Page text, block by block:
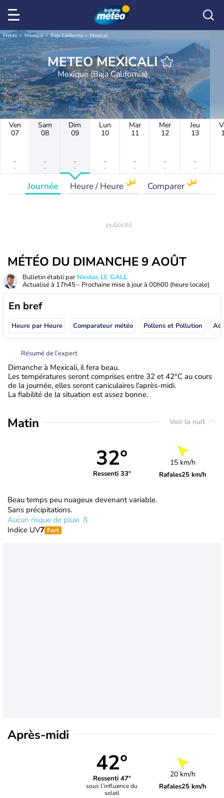
Météo Mexique Baja California Mexicali
METEO MEXICALI
Mexique (Baja California)
Ven
07
-
-
Sam
08
-
-
Dim
09
-
-
Lun
10
-
-
Mar
11
-
-
Mer
12
-
-
Jeu
13
-
-
Journée Heure / Heure Comparer
MÉTÉO DU DIMANCHE 9 AOÛT
Bulletin établi par Nicolas LE GALL
Actualisé à 17h45 - Prochaine mise à jour à 00h00 (heure locale)
En bref
Heure par Heure Comparateur météo Pollens et Pollution
Résumé de l’expert
Dimanche à Mexicali, il fera beau.
Les températures seront comprises entre 32 et 42°C au cours
de la journée, elles seront caniculaires l'après-midi.
La fiabilité de la situation est assez bonne.
Matin Voir la nuit
32°
Ressenti 33°
15 km/h
Rafales25 km/h
Beau temps peu nuageux devenant variable.
Sans précipitations.
Aucun risque de pluie
Indice UV7 Fort
Après-midi
42°
Ressenti 47°
sous l’influence du
soleil
20 km/h
Rafales25 km/h